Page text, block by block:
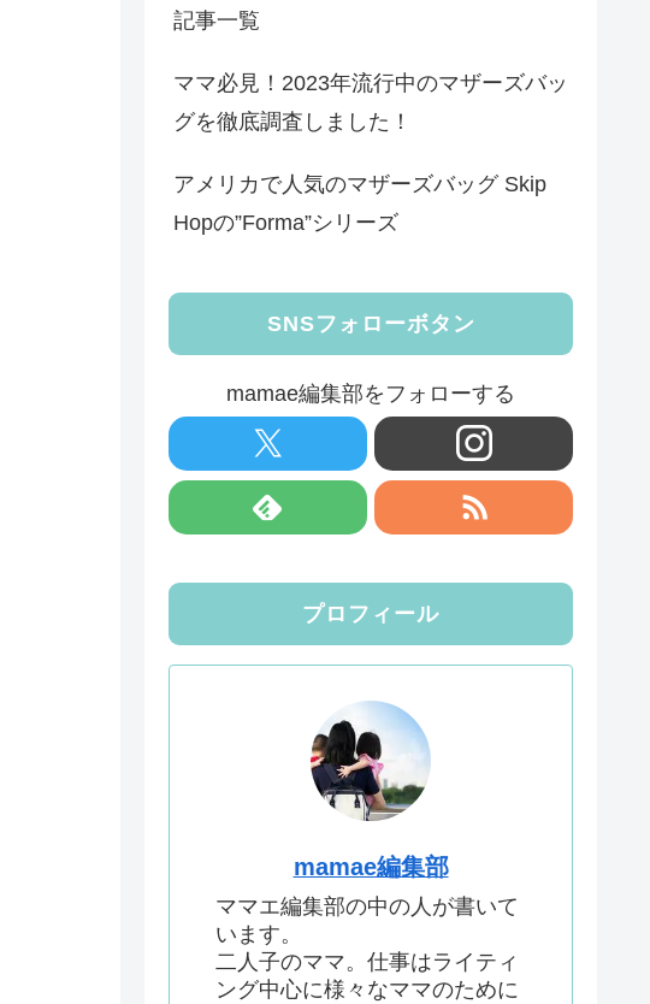
記事一覧
ママ必見！2023年流行中のマザーズバッ
グを徹底調査しました！
アメリカで人気のマザーズバッグ Skip
Hopの”Forma”シリーズ
SNSフォローボタン
mamae編集部をフォローする
プロフィール
mamae編集部
ママエ編集部の中の人が書いて
います。
二人子のママ。仕事はライティ
ング中心に様々なママのために